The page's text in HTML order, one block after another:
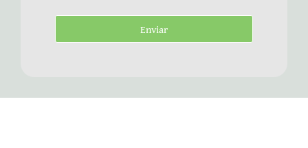
Enviar